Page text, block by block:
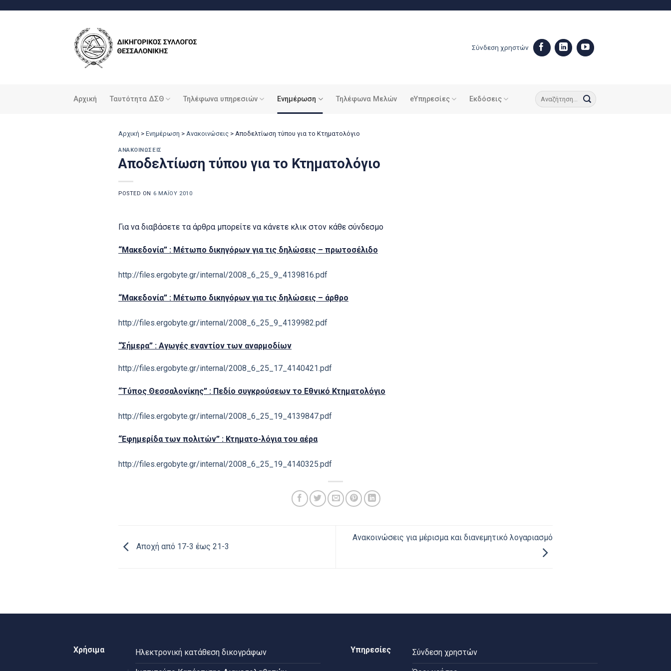
Σύνδεση χρηστών
Αρχική Ταυτότητα ΔΣΘ Τηλέφωνα υπηρεσιών Ενημέρωση Τηλέφωνα Μελών eΥπηρεσίες Εκδόσεις
Αρχική > Ενημέρωση > Ανακοινώσεις > Αποδελτίωση τύπου για το Κτηματολόγιο
ΑΝΑΚΟΙΝΏΣΕΙΣ
Αποδελτίωση τύπου για το Κτηματολόγιο
POSTED ON 6 ΜΑΪ́ΟΥ 2010
Για να διαβάσετε τα άρθρα μπορείτε να κάνετε κλικ στον κάθε σύνδεσμο
“Μακεδονία” : Μέτωπο δικηγόρων για τις δηλώσεις – πρωτοσέλιδο
http://files.ergobyte.gr/internal/2008_6_25_9_4139816.pdf
“Μακεδονία” : Μέτωπο δικηγόρων για τις δηλώσεις – άρθρο
http://files.ergobyte.gr/internal/2008_6_25_9_4139982.pdf
“Σήμερα” : Αγωγές εναντίον των αναρμοδίων
http://files.ergobyte.gr/internal/2008_6_25_17_4140421.pdf
“Τύπος Θεσσαλονίκης” : Πεδίο συγκρούσεων το Εθνικό Κτηματολόγιο
http://files.ergobyte.gr/internal/2008_6_25_19_4139847.pdf
“Εφημερίδα των πολιτών” : Κτηματο-λόγια του αέρα
http://files.ergobyte.gr/internal/2008_6_25_19_4140325.pdf
Αποχή από 17-3 έως 21-3
Ανακοινώσεις για μέρισμα και διανεμητικό λογαριασμό
Χρήσιμα Ηλεκτρονική κατάθεση δικογράφων Υπηρεσίες Σύνδεση χρηστών